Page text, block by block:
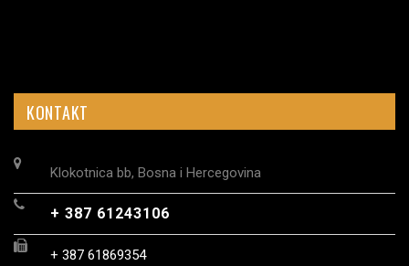
KONTAKT
Klokotnica bb, Bosna i Hercegovina
+ 387 61243106
+ 387 61869354